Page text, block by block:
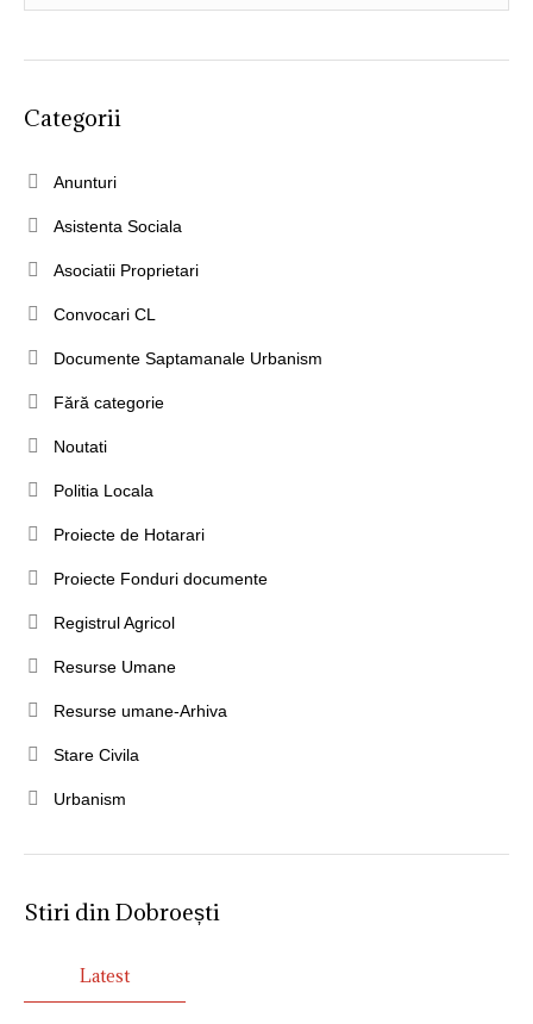
Categorii
Anunturi
Asistenta Sociala
Asociatii Proprietari
Convocari CL
Documente Saptamanale Urbanism
Fără categorie
Noutati
Politia Locala
Proiecte de Hotarari
Proiecte Fonduri documente
Registrul Agricol
Resurse Umane
Resurse umane-Arhiva
Stare Civila
Urbanism
Stiri din Dobroești
Latest